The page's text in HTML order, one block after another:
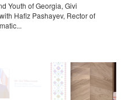
Youth of Georgia, Givi
Hafiz Pashayev, Rector of